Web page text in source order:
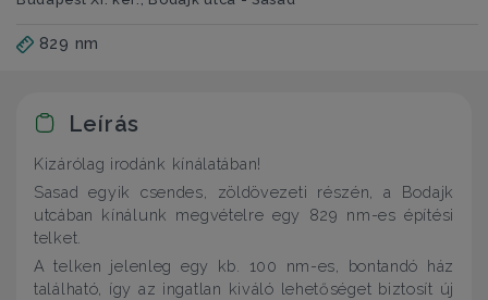
829 nm
Leírás
Kizárólag irodánk kínálatában!
Sasad egyik csendes, zöldövezeti részén, a Bodajk
utcában kínálunk megvételre egy 829 nm-es építési
telket.
A telken jelenleg egy kb. 100 nm-es, bontandó ház
található, így az ingatlan kiváló lehetőséget biztosít új